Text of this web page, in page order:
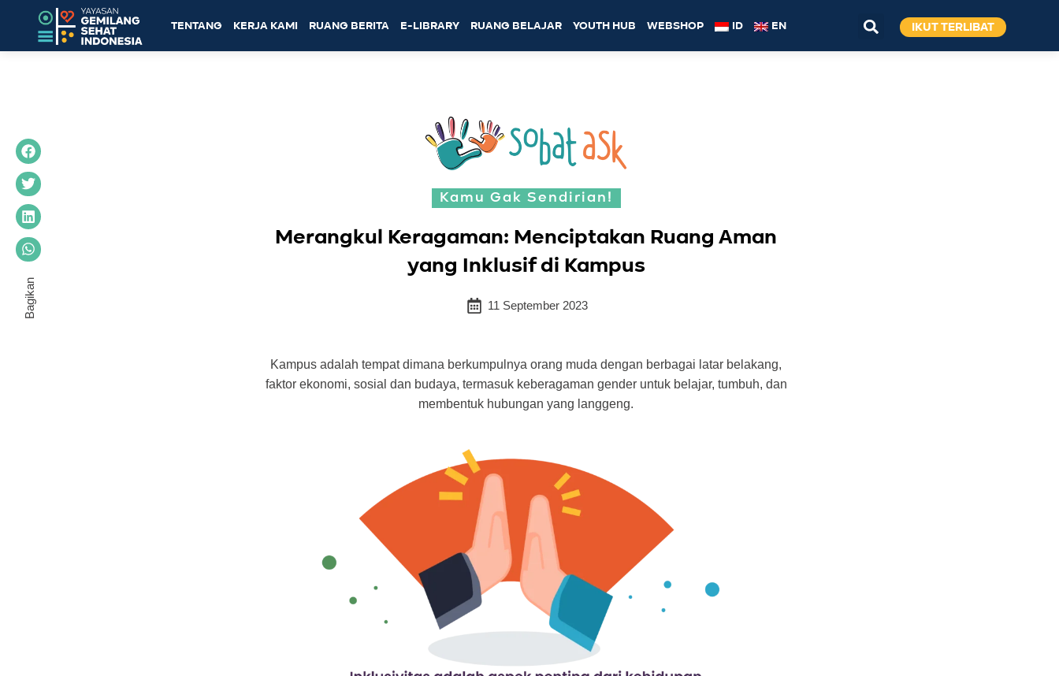
TENTANG KERJA KAMI RUANG BERITA E-LIBRARY RUANG BELAJAR YOUTH HUB WEBSHOP ID EN IKUT TERLIBAT
Kamu Gak Sendirian!
Merangkul Keragaman: Menciptakan Ruang Aman
yang Inklusif di Kampus
11 September 2023
Kampus adalah tempat dimana berkumpulnya orang muda dengan berbagai latar belakang,
faktor ekonomi, sosial dan budaya, termasuk keberagaman gender untuk belajar, tumbuh, dan
membentuk hubungan yang langgeng.